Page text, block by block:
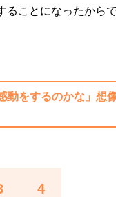
ることになったから
動をするのかな」想
4